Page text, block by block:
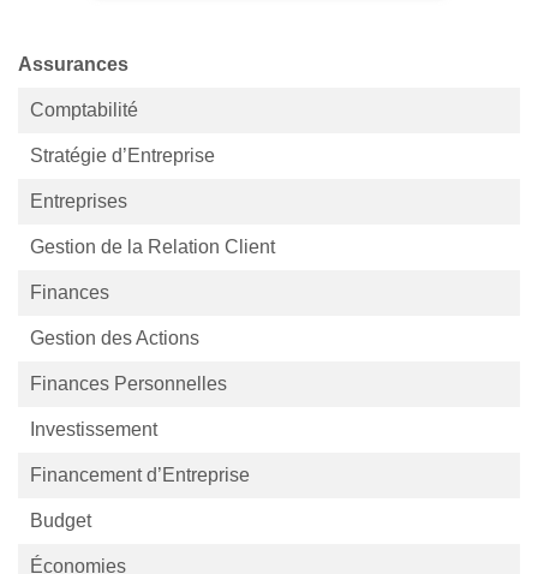
Assurances
Comptabilité
Stratégie d’Entreprise
Entreprises
Gestion de la Relation Client
Finances
Gestion des Actions
Finances Personnelles
Investissement
Financement d’Entreprise
Budget
Économies